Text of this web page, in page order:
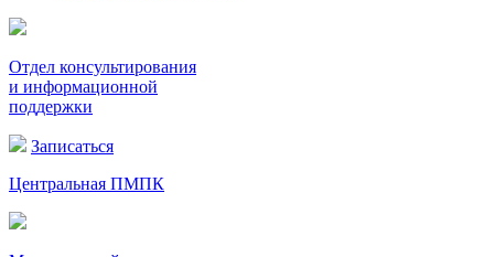
Отдел консультирования
и информационной
поддержки
Записаться
Центральная ПМПК